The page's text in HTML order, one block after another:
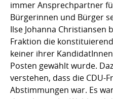
immer Ansprechpartner
Bürgerinnen und Bürger
Ilse Johanna Christiansen
Fraktion die
keiner ihrer
Posten gewählt wurde.
verstehen, dass die CDU-
Abstimmungen war. Es